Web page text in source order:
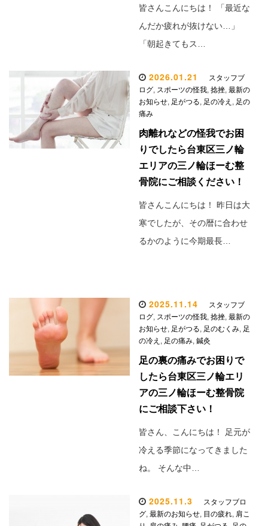
皆さんこんにちは！ 「最近な
んだか疲れが抜けない…」
「朝起きてもス…
2026.01.21
スタッフブ
ログ, スポーツの怪我, 捻挫, 最新の
お知らせ, 足がつる, 足の冷え , 足の
痛み
肉離れなどの怪我でお困
りでしたら台東区三ノ輪
エリアの三ノ輪ほーむ整
骨院にご相談ください！
皆さんこんにちは！ 昨日は大
寒でしたが、その暦に合わせ
るかのように今期最長…
2025.11.14
スタッフブ
ログ, スポーツの怪我, 捻挫, 最新の
お知らせ, 足がつる, 足のむくみ, 足
の冷え , 足の痛み, 鍼灸
足の裏の痛みでお困りで
したら台東区三ノ輪エリ
アの三ノ輪ほーむ整骨院
にご相談下さい！
皆さん、こんにちは！ 足元が
冷える季節になってきました
ね。 そんな中…
2025.11.3
スタッフブロ
グ, 最新のお知らせ, 目の疲れ, 肩こ